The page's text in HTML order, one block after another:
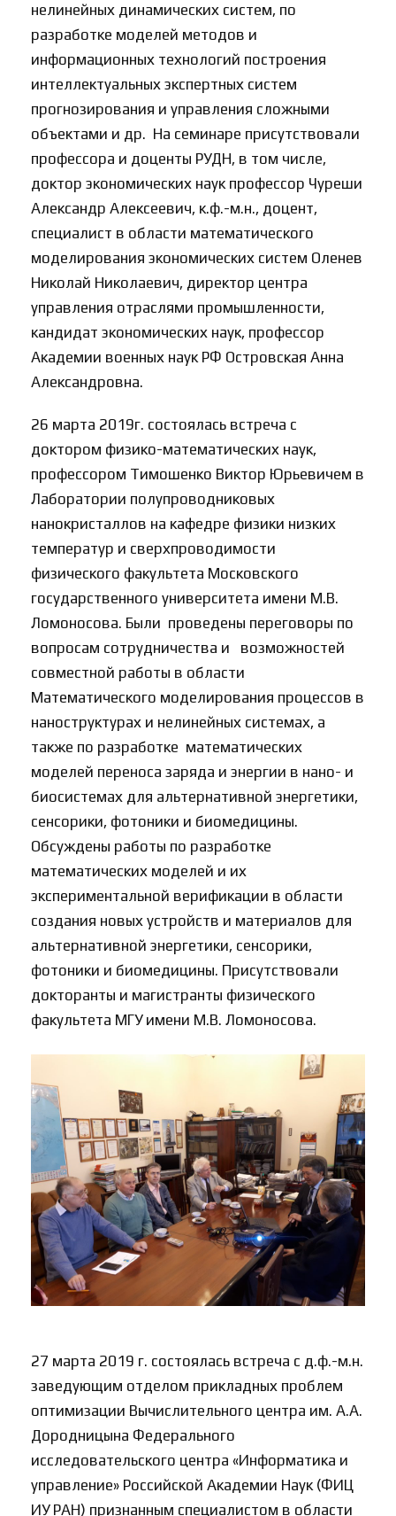
нелинейных динамических систем, по
разработке моделей методов и
информационных технологий построения
интеллектуальных экспертных систем
прогнозирования и управления сложными
объектами и др. На семинаре присутствовали
профессора и доценты РУДН, в том числе,
доктор экономических наук профессор Чуреши
Александр Алексеевич, к.ф.-м.н., доцент,
специалист в области математического
моделирования экономических систем Оленев
Николай Николаевич, директор центра
управления отраслями промышленности,
кандидат экономических наук, профессор
Академии военных наук РФ Островская Анна
Александровна.
26 марта 2019г. состоялась встреча с
доктором физико-математических наук,
профессором Тимошенко Виктор Юрьевичем в
Лаборатории полупроводниковых
нанокристаллов на кафедре физики низких
температур и сверхпроводимости
физического факультета Московского
государственного университета имени М.В.
Ломоносова. Были проведены переговоры по
вопросам сотрудничества и возможностей
совместной работы в области
Математического моделирования процессов в
наноструктурах и нелинейных системах, а
также по разработке математических
моделей переноса заряда и энергии в нано- и
биосистемах для альтернативной энергетики,
сенсорики, фотоники и биомедицины.
Обсуждены работы по разработке
математических моделей и их
экспериментальной верификации в области
создания новых устройств и материалов для
альтернативной энергетики, сенсорики,
фотоники и биомедицины. Присутствовали
докторанты и магистранты физического
факультета МГУ имени М.В. Ломоносова.
27 марта 2019 г. состоялась встреча с д.ф.-м.н.
заведующим отделом прикладных проблем
оптимизации Вычислительного центра им. А.А.
Дородницына Федерального
исследовательского центра «Информатика и
управление» Российской Академии Наук (ФИЦ
ИУ РАН) признанным специалистом в области